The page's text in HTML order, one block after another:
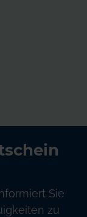
Sie
zu